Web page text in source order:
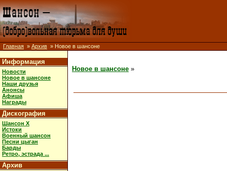
Главная » Архив » Новое в шансоне
Информация
Новости
Новое в шансоне
Наши друзья
Анонсы
Афиша
Награды
Дискография
Шансон X
Истоки
Военный шансон
Песни цыган
Барды
Ретро, эстрада ...
Архив
Новое в шансоне »